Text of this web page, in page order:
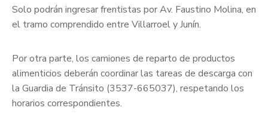
Solo podrán ingresar frentistas por Av. Faustino Molina, en
el tramo comprendido entre Villarroel y Junín.
Por otra parte, los camiones de reparto de productos
alimenticios deberán coordinar las tareas de descarga con
la Guardia de Tránsito (3537-665037), respetando los
horarios correspondientes.